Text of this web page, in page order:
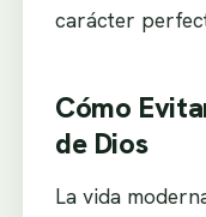
carácter
Cómo
de Dios
La vida